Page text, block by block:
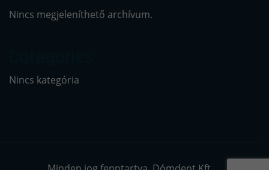
Nincs megjeleníthető archívum.
Nincs kategória